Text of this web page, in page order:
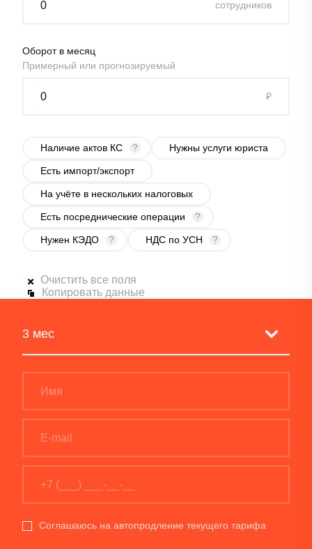
cотрудников
Оборот в месяц
Примерный или прогнозируемый
₽
Наличие актов КС ? Нужны услуги юриста
Есть импорт/экспорт
На учёте в нескольких налоговых
Есть посреднические операции ?
Нужен КЭДО ? НДС по УСН ?
Очистить все поля
Копировать данные
Соглашаюсь на автопродление текущего тарифа